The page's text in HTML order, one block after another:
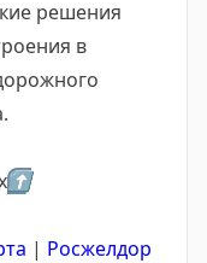
решения
в
⬆️
| Росжелдор